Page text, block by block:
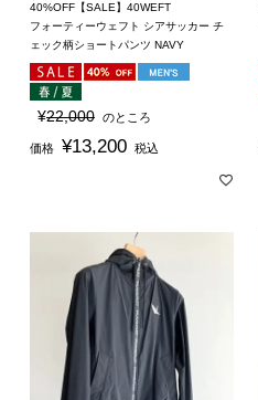
40%OFF【SALE】40WEFT
フォーティーウェフト シアサッカー チ
ェック柄ショートパンツ NAVY
¥22,000 のところ
価格 ¥13,200 税込